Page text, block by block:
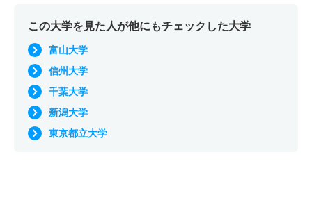
この大学を見た人が他にもチェックした大学
富山大学
信州大学
千葉大学
新潟大学
東京都立大学